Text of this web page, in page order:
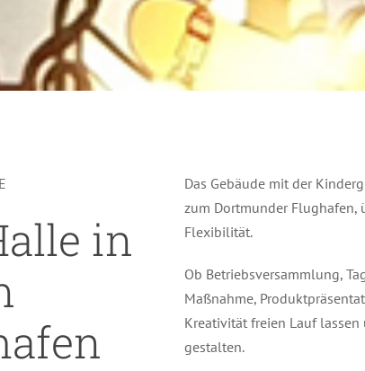
in
Das Gebäude mit der
zum Dortmunder
Flexibilität.
Ob Betriebsversammlung,
Maßnahme,
Kreativität freien Lauf
gestalten.